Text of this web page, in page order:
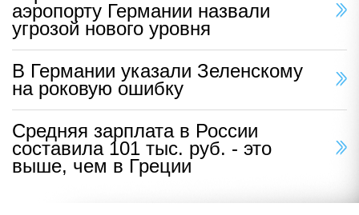
аэропорту Германии назвали
угрозой нового уровня
В Германии указали Зеленскому
на роковую ошибку
Средняя зарплата в России
составила 101 тыс. руб. - это
выше, чем в Греции